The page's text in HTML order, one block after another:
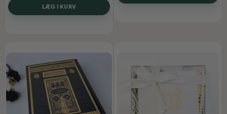
LÆG I KURV